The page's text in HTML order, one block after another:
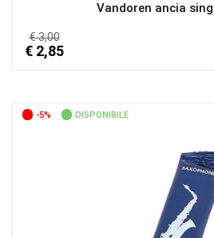
Vandoren ancia
€ 3,00
€ 2,85
-5% DISPONIBILE